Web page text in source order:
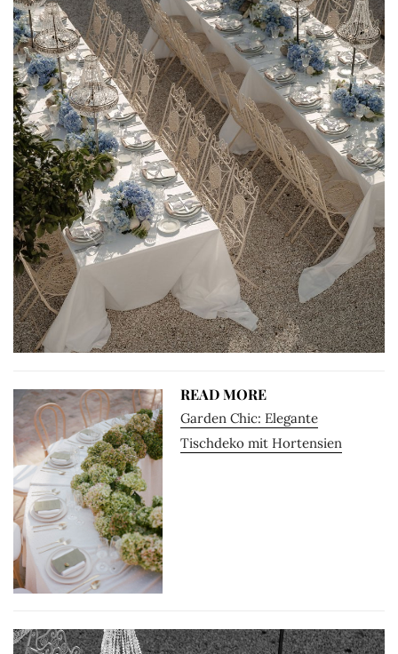
READ MORE
Garden Chic: Elegante
Tischdeko mit Hortensien